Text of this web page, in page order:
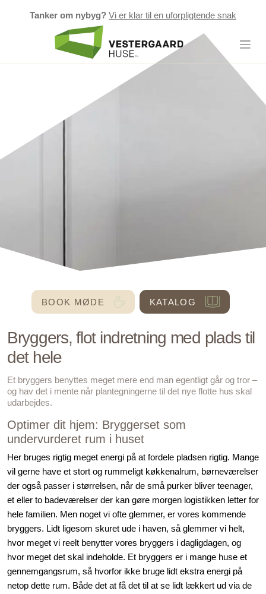
Tanker om nybyg? Vi er klar til en uforpligtende snak
BOOK MØDE KATALOG
Bryggers, flot indretning med plads til
det hele
Et bryggers benyttes meget mere end man egentligt går og tror –
og hav det i mente når plantegningerne til det nye flotte hus skal
udarbejdes.
Optimer dit hjem: Bryggerset som
undervurderet rum i huset
Her bruges rigtig meget energi på at fordele pladsen rigtig. Mange
vil gerne have et stort og rummeligt køkkenalrum, børneværelser
der også passer i størrelsen, når de små purker bliver teenager,
et eller to badeværelser der kan gøre morgen logistikken letter for
hele familien. Men noget vi ofte glemmer, er vores kommende
bryggers. Lidt ligesom skuret ude i haven, så glemmer vi helt,
hvor meget vi reelt benytter vores bryggers i dagligdagen, og
hvor meget det skal indeholde. Et bryggers er i mange huse et
gennemgangsrum, så hvorfor ikke bruge lidt ekstra energi på
netop dette rum. Både det at få det til at se lidt lækkert ud via de